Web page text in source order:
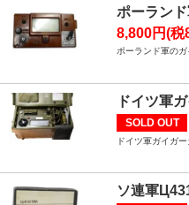
ポーラン
8,800円(税
ポーランド軍の
ドイツ軍
SOLD OUT
ドイツ軍ガイガ
ソ連軍